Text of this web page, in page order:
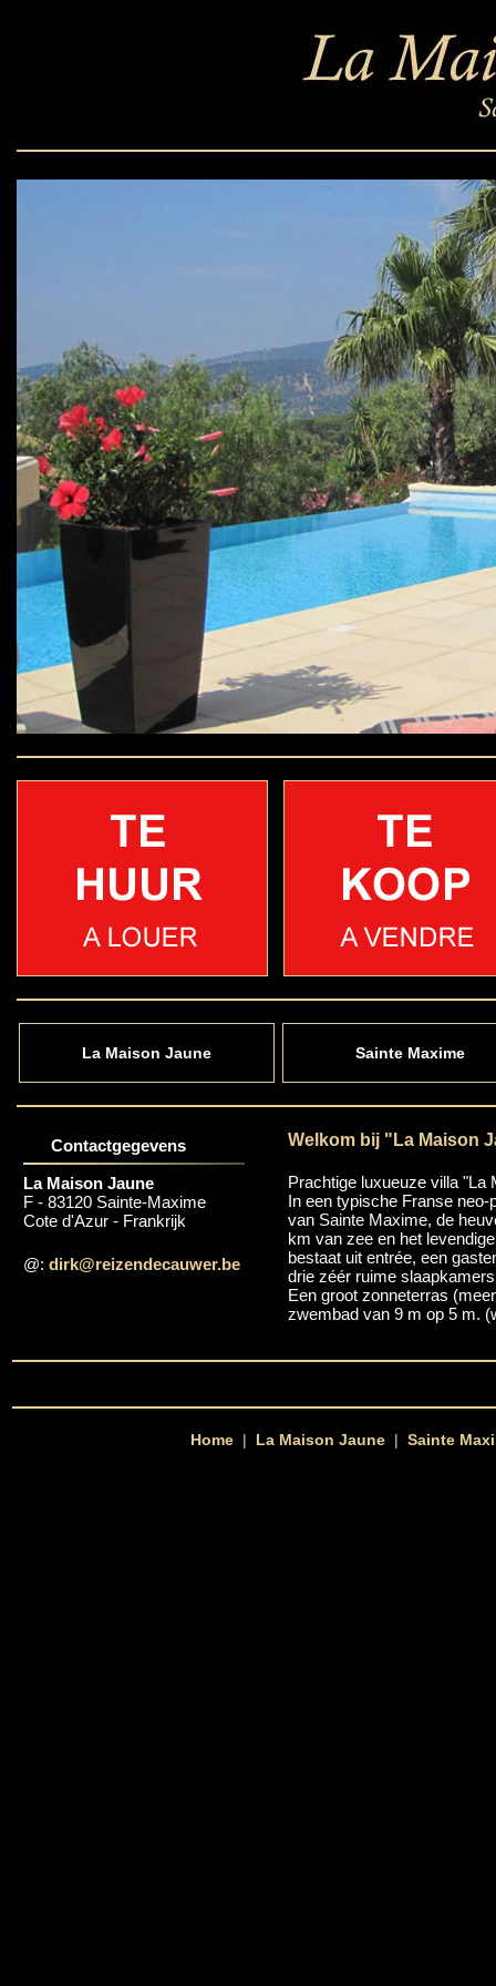
La Maison Jaune Sainte Maxime
Contactgegevens
La Maison Jaune
F - 83120 Sainte-Maxime
Cote d'Azur - Frankrijk
@: dirk@reizendecauwer.be
Welkom bij "La Maison
Prachtige luxueuze villa "La
In een typische Franse
van Sainte Maxime, de
km van zee en het
bestaat uit entrée, een
drie zéér ruime
Een groot zonneterras
zwembad van 9 m op 5 m.
Home| La Maison Jaune| Sainte